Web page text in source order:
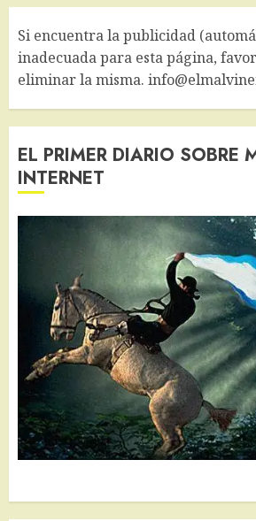
Si encuentra la publicidad
inadecuada para esta página,
eliminar la misma.
EL PRIMER DIARIO SOBRE
INTERNET